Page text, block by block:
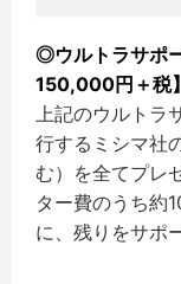
◎ウルトラサポ
150,000円＋税】
上記のウルトラ
行するミシマ社
む）を全てプレ
ター費のうち約
に、残りをサポ